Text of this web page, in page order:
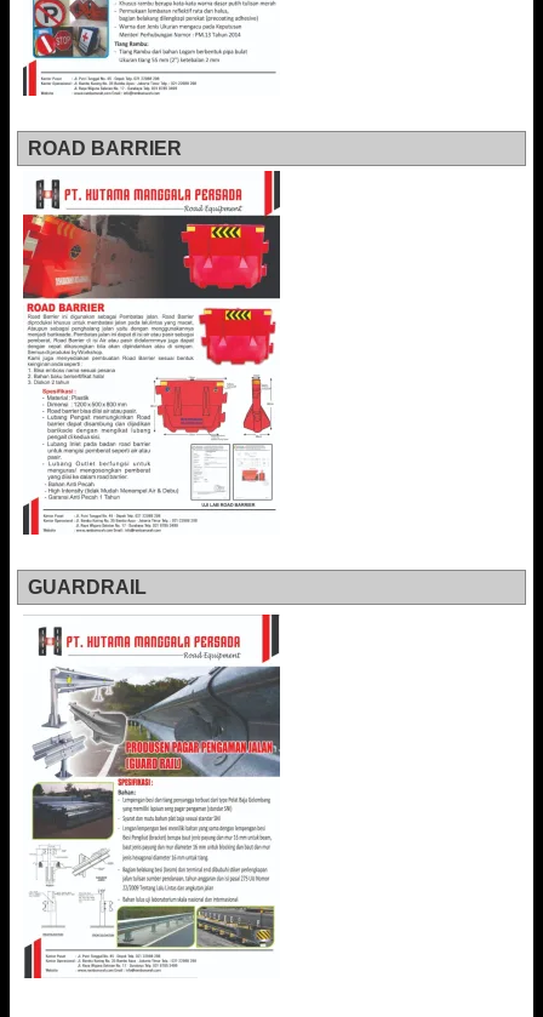
ROAD BARRIER
GUARDRAIL